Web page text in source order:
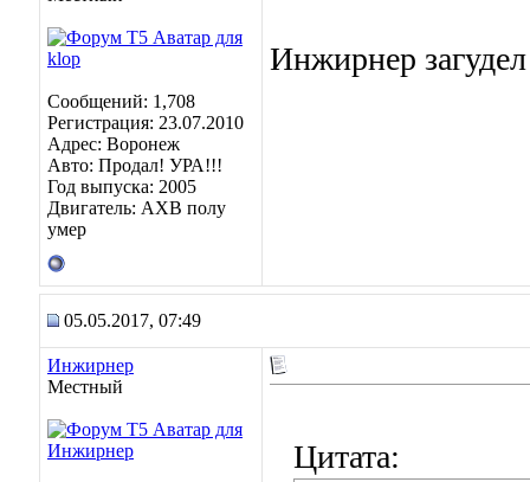
Сообщений: 1,708
Регистрация: 23.07.2010
Адрес: Воронеж
Авто: Продал! УРА!!!
Год выпуска: 2005
Двигатель: АХВ полу
умер
Инжирнер
05.05.2017, 07:49
Инжирнер
Местный
Цитата: